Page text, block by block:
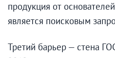
продукция от
является поисковым
Третий барьер — стена